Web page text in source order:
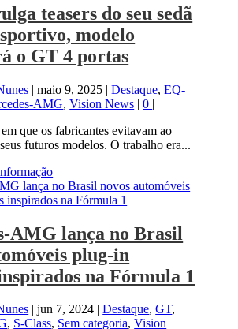
teasers do seu sedã
modelo
o GT 4 portas
|maio 9, 2025 |Destaque,EQ-
AMG,Vision News |0 |
que os fabricantes evitavam ao
futuros modelos. O trabalho era...
AMG lança no Brasil
plug-in
na Fórmula 1
|jun 7, 2024 |Destaque,GT,
, S-Class, Sem categoria,Vision